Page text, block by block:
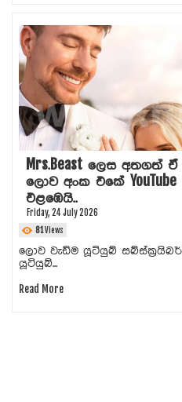
Mrs.Beast ලෙස අතගත්
ලොව අංක එකේ
එළඹෙයි..
Friday, 24 July 2026
81Views
ලොව වැඩිම යූටියුබ්
යූටියුබ්...
Read More